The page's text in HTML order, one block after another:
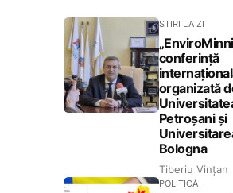
STIRI LA ZI
conferință
organizată
Petroșani și
Bologna
Tiberiu Vințan
POLITICĂ